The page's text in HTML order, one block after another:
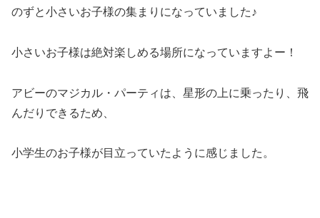
のずと小さいお子様の集まりになっていました♪
小さいお子様は絶対楽しめる場所になっていますよー！
アビーのマジカル・パーティは、星形の上に乗ったり、飛
んだりできるため、
小学生のお子様が目立っていたように感じました。